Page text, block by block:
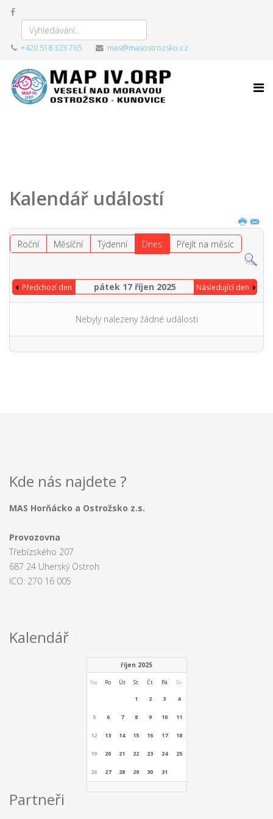
+420 518 323 765 mas@masostrozsko.cz
Kalendář událostí
Roční Měsíční Týdenní Dnes Přejít na měsíc
Předchozí den pátek 17 říjen 2025 Následující den
Nebyly nalezeny žádné události
Kde nás najdete ?
MAS Horňácko a Ostrožsko z.s.
Provozovna
Třebízského 207
687 24 Uherský Ostroh
ICO: 270 16 005
Kalendář
říjen 2025
Ne Po Út St Čt Pá So
1 2 3 4
5 6 7 8 9 10 11
12 13 14 15 16 17 18
19 20 21 22 23 24 25
26 27 28 29 30 31
Partneři